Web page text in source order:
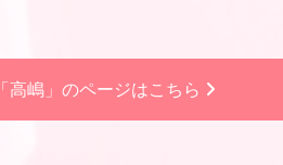
「高嶋」のページはこちら